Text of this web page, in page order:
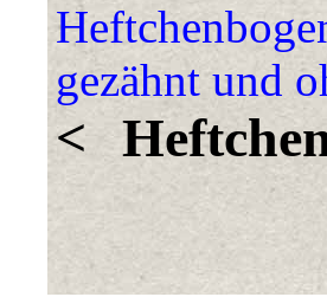
gezähnt und
<